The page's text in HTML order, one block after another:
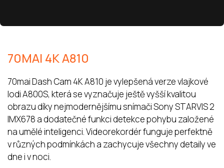
70MAI 4K A810
70mai Dash Cam 4K A810 je vylepšená verze vlajkové
lodi A800S, která se vyznačuje ještě vyšší kvalitou
obrazu díky nejmodernějšímu snímači Sony STARVIS 2
IMX678 a dodatečné funkci detekce pohybu založené
na umělé inteligenci. Videorekordér funguje perfektně
v různých podmínkách a zachycuje všechny detaily ve
dne i v noci.